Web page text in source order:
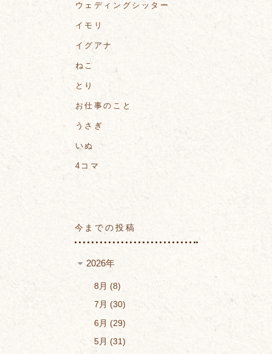
ウェディングシッター
イモリ
イグアナ
ねこ
とり
お仕事のこと
うさぎ
いぬ
4コマ
今までの投稿
2026年
8月
8
7月
30
6月
29
5月
31